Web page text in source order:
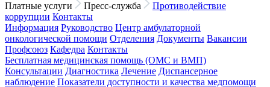
Платные услуги
Пресс-служба
Противодействие
коррупции Контакты
Информация Руководство Центр амбулаторной
онкологической помощи Отделения Документы Вакансии
Профсоюз Кафедра Контакты
Бесплатная медицинская помощь (ОМС и ВМП)
Консультации Диагностика Лечение Диспансерное
наблюдение Показатели доступности и качества медпомощи